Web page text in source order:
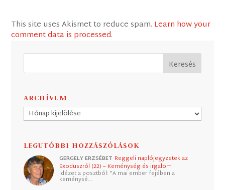
This site uses Akismet to reduce spam. Learn how your
comment data is processed.
ARCHÍVUM
Archívum
LEGUTÓBBI HOZZÁSZÓLÁSOK
GERGELY ERZSÉBET Reggeli naplójegyzetek az
Exoduszról (22) – Keménység és irgalom
Idézet a posztból: "A mai ember fejében a
keménysé…